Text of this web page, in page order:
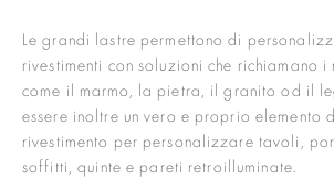
Le grandi lastre permettono di
rivestimenti con soluzioni che richiamano
come il marmo, la pietra, il granito od il
essere inoltre un vero e proprio elemento
rivestimento per personalizzare tavoli,
soffitti, quinte e pareti retroilluminate.